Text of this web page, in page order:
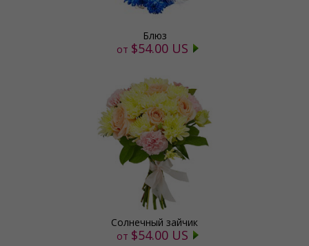
Блюз
от $54.00 US
Солнечный зайчик
от $54.00 US